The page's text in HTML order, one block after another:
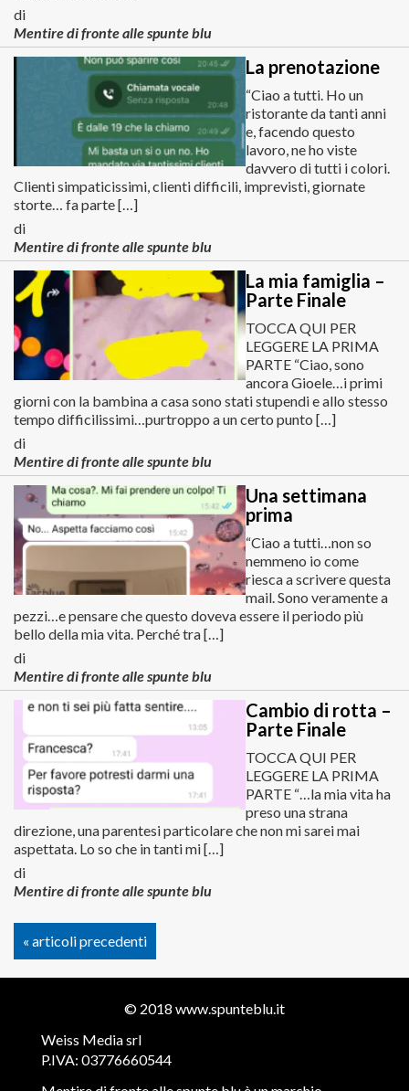
di
Mentire di fronte alle spunte blu
La prenotazione
“Ciao a tutti. Ho un
ristorante da tanti anni
e, facendo questo
lavoro, ne ho viste
davvero di tutti i colori.
Clienti simpaticissimi, clienti difficili, imprevisti, giornate
storte… fa parte […]
di
Mentire di fronte alle spunte blu
La mia famiglia –
Parte Finale
TOCCA QUI PER
LEGGERE LA PRIMA
PARTE “Ciao, sono
ancora Gioele…i primi
giorni con la bambina a casa sono stati stupendi e allo stesso
tempo difficilissimi…purtroppo a un certo punto […]
di
Mentire di fronte alle spunte blu
Una settimana
prima
“Ciao a tutti…non so
nemmeno io come
riesca a scrivere questa
mail. Sono veramente a
pezzi…e pensare che questo doveva essere il periodo più
bello della mia vita. Perché tra […]
di
Mentire di fronte alle spunte blu
Cambio di rotta –
Parte Finale
TOCCA QUI PER
LEGGERE LA PRIMA
PARTE “…la mia vita ha
preso una strana
direzione, una parentesi particolare che non mi sarei mai
aspettata. Lo so che in tanti mi […]
di
Mentire di fronte alle spunte blu
« articoli precedenti
© 2018 www.spunteblu.it
Weiss Media srl
P.IVA: 03776660544